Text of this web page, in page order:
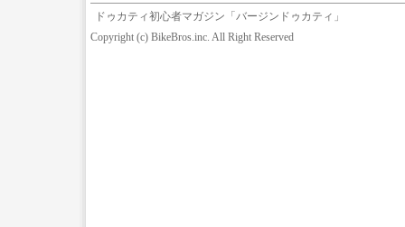
ドゥカティ初心者マガジン「バージンドゥカティ」
Copyright (c) BikeBros.inc. All Right Reserved